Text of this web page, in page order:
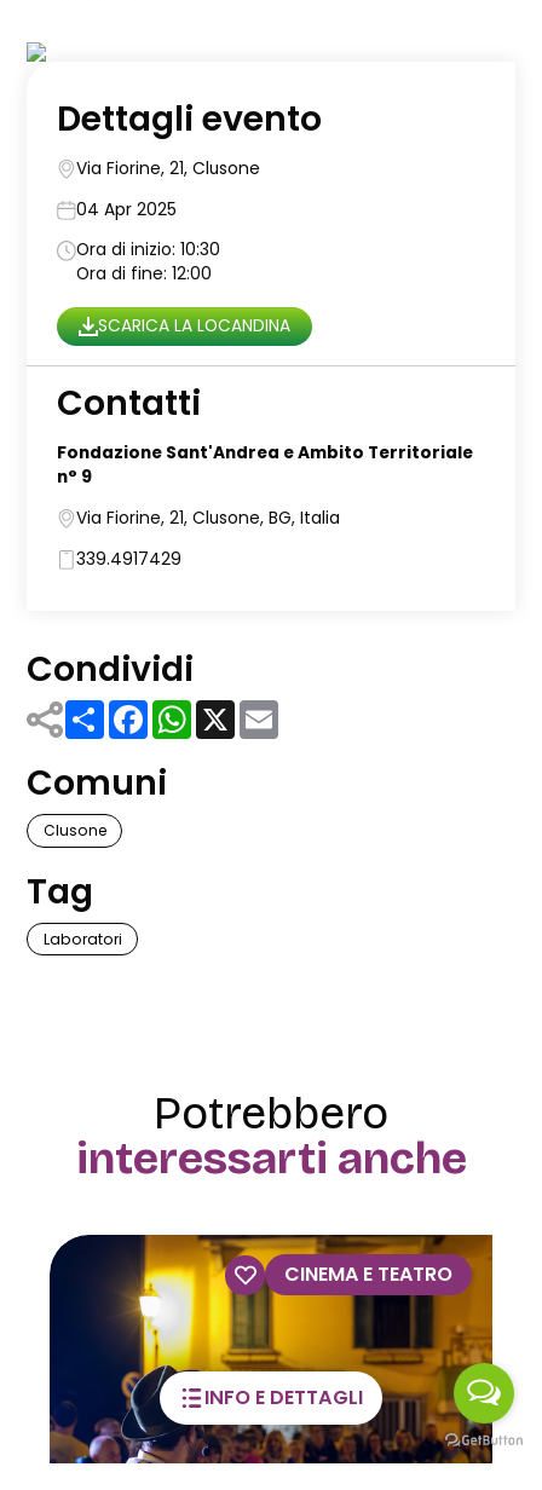
INFO E DETTAGLI
Dettagli evento
Via Fiorine, 21, Clusone
04 Apr 2025
Ora di inizio: 10:30
Ora di fine: 12:00
SCARICA LA LOCANDINA
Contatti
Fondazione Sant'Andrea e Ambito Territoriale
n° 9
Via Fiorine, 21, Clusone, BG, Italia
339.4917429
Condividi
ShareFacebook
WhatsApp
X
Comuni
Clusone
Tag
Laboratori
Potrebbero
interessarti anche
E TEATRO VISITE